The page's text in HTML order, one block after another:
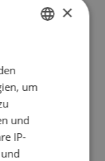
haben,
eingesetzt
im Vergleich
Diese
gute
×
um
und
IP-